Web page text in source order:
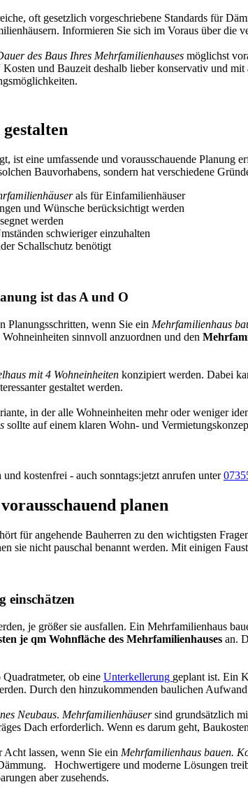
oft gesetzlich vorgeschriebene Standards für
Informieren Sie sich im Voraus über die
des Baus Ihres Mehrfamilienhauses möglichst
Kosten und Bauzeit deshalb lieber konservativ und
ist eine umfassende und vorausschauende Planung
Bauvorhabens, sondern hat verschiedene
als für Einfamilienhäuser
und Wünsche berücksichtigt werden
werden
schwieriger einzuhalten
Schallschutz benötigt
ist das A und O
Planungsschritten, wenn Sie ein Mehrfamilienhaus
sinnvoll anzuordnen und den
mit 4 Wohneinheiten konzipiert werden. Dabei
gestaltet werden.
in der alle Wohneinheiten mehr oder weniger
sollte auf einem klaren Wohn- und
kostenfrei - auch sonntags:jetzt anrufen unter
planen
für angehende Bauherren zu den wichtigsten
sie nicht pauschal benannt werden. Mit einigen
einschätzen
je größer sie ausfallen. Ein Mehrfamilienhaus
je qm Wohnfläche des Mehrfamilienhauses an.
ob eine Unterkellerung geplant ist. Ein
Durch den hinzukommenden baulichen Aufwand
Neubaus. Mehrfamilienhäusersind grundsätzlich
Dach erforderlich. Wenn es darum geht,
lassen, wenn Sie ein Mehrfamilienhaus bauen.
Hochwertigere und moderne Lösungen
aber zusehends.